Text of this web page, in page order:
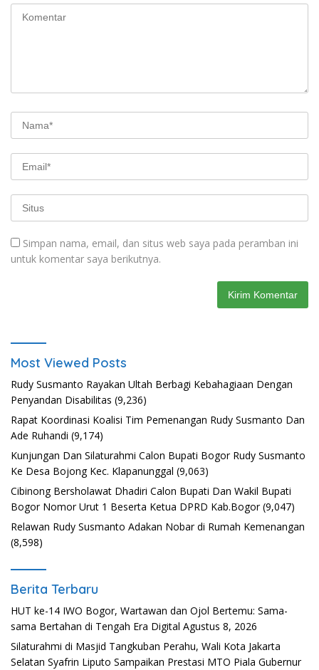
Simpan nama, email, dan situs web saya pada peramban ini
untuk komentar saya berikutnya.
Most Viewed Posts
Rudy Susmanto Rayakan Ultah Berbagi Kebahagiaan Dengan
Penyandan Disabilitas (9,236)
Rapat Koordinasi Koalisi Tim Pemenangan Rudy Susmanto Dan
Ade Ruhandi (9,174)
Kunjungan Dan Silaturahmi Calon Bupati Bogor Rudy Susmanto
Ke Desa Bojong Kec. Klapanunggal (9,063)
Cibinong Bersholawat Dhadiri Calon Bupati Dan Wakil Bupati
Bogor Nomor Urut 1 Beserta Ketua DPRD Kab.Bogor (9,047)
Relawan Rudy Susmanto Adakan Nobar di Rumah Kemenangan
(8,598)
Berita Terbaru
HUT ke-14 IWO Bogor, Wartawan dan Ojol Bertemu: Sama-
sama Bertahan di Tengah Era Digital Agustus 8, 2026
Silaturahmi di Masjid Tangkuban Perahu, Wali Kota Jakarta
Selatan Syafrin Liputo Sampaikan Prestasi MTO Piala Gubernur